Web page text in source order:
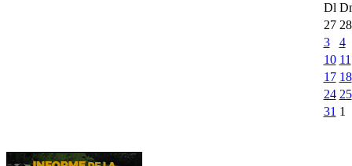
Dl
27 28
3
4
10 11
17 18
24 25
31 1